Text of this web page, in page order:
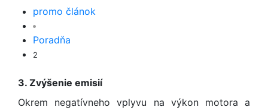
promo článok
Poradňa
2
3. Zvýšenie emisií
Okrem negatívneho vplyvu na výkon motora a